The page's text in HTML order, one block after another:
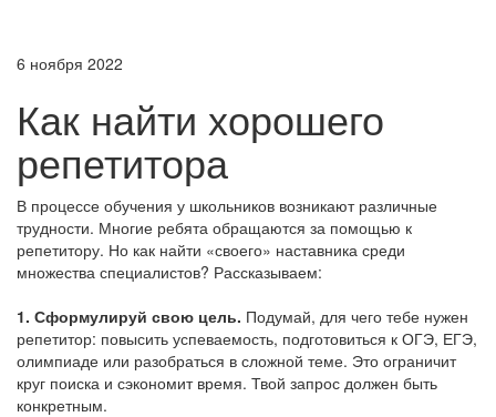
6 ноября 2022
Как найти хорошего
репетитора
В процессе обучения у школьников возникают различные
трудности. Многие ребята обращаются за помощью к
репетитору. Но как найти «своего» наставника среди
множества специалистов? Рассказываем:
1. Сформулируй свою цель. Подумай, для чего тебе нужен
репетитор: повысить успеваемость, подготовиться к ОГЭ, ЕГЭ,
олимпиаде или разобраться в сложной теме. Это ограничит
круг поиска и сэкономит время. Твой запрос должен быть
конкретным.